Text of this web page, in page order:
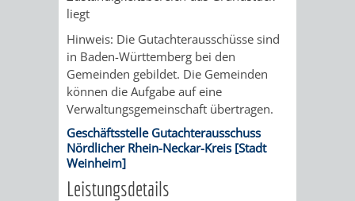
VERMIETE
DOCH
AN
DEINE
STADT
WIEDERVERMIETUNGSPRÄMIE
liegt
Hinweis: Die Gutachterausschüsse sind
in Baden-Württemberg bei den
Gemeinden gebildet. Die Gemeinden
können die Aufgabe auf eine
Verwaltungsgemeinschaft übertragen.
Geschäftsstelle Gutachterausschuss
Nördlicher Rhein-Neckar-Kreis [Stadt
Weinheim]
Leistungsdetails